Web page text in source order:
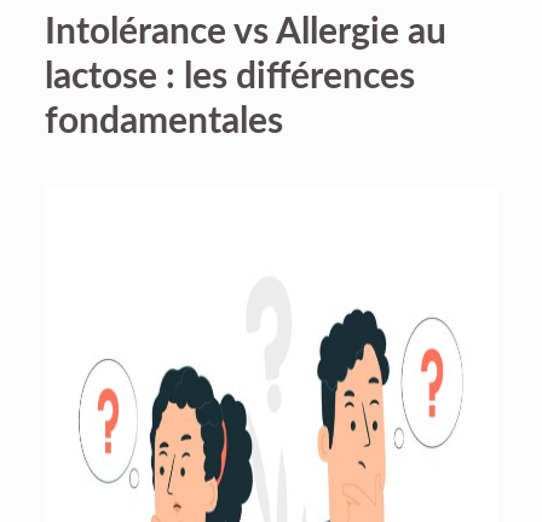
Intolérance vs Allergie au
lactose : les différences
fondamentales